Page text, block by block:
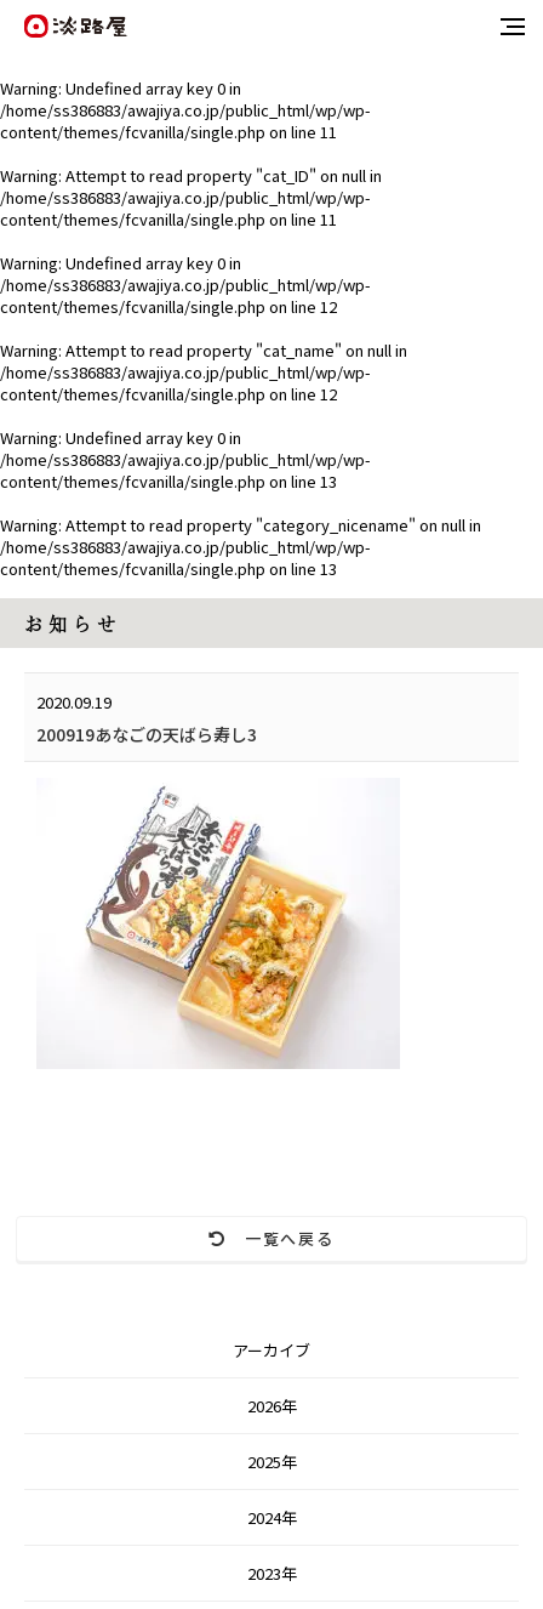
Warning: Undefined array key 0 in
/home/ss386883/awajiya.co.jp/public_html/wp/wp-
content/themes/fcvanilla/single.php on line 11
Warning: Attempt to read property "cat_ID" on null in
/home/ss386883/awajiya.co.jp/public_html/wp/wp-
content/themes/fcvanilla/single.php on line 11
Warning: Undefined array key 0 in
/home/ss386883/awajiya.co.jp/public_html/wp/wp-
content/themes/fcvanilla/single.php on line 12
Warning: Attempt to read property "cat_name" on null in
/home/ss386883/awajiya.co.jp/public_html/wp/wp-
content/themes/fcvanilla/single.php on line 12
Warning: Undefined array key 0 in
/home/ss386883/awajiya.co.jp/public_html/wp/wp-
content/themes/fcvanilla/single.php on line 13
Warning: Attempt to read property "category_nicename" on null in
/home/ss386883/awajiya.co.jp/public_html/wp/wp-
content/themes/fcvanilla/single.php on line 13
お 知 ら せ
2020.09.19
200919あなごの天ばら寿し3
一覧へ戻る
アーカイブ
2026年
2025年
2024年
2023年